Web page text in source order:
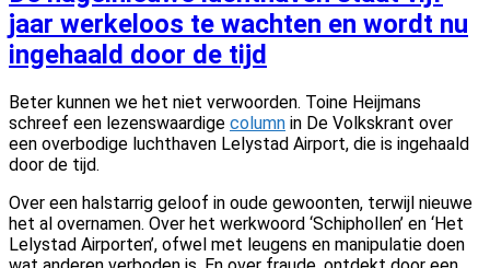
jaar werkeloos te wachten en wordt nu
ingehaald door de tijd
Beter kunnen we het niet verwoorden. Toine Heijmans
schreef een lezenswaardige column in De Volkskrant over
een overbodige luchthaven Lelystad Airport, die is ingehaald
door de tijd.
Over een halstarrig geloof in oude gewoonten, terwijl nieuwe
het al overnamen. Over het werkwoord ‘Schiphollen’ en ‘Het
Lelystad Airporten’, ofwel met leugens en manipulatie doen